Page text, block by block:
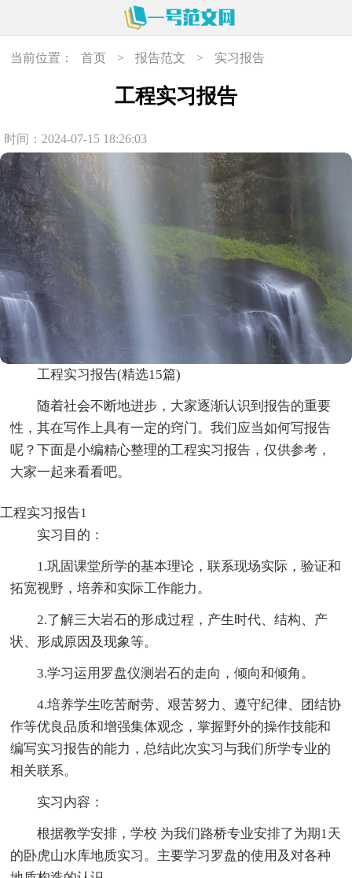
当前位置： 首页 > 报告范文 > 实习报告
工程实习报告
时间：2024-07-15 18:26:03
工程实习报告(精选15篇)
随着社会不断地进步，大家逐渐认识到报告的重要
性，其在写作上具有一定的窍门。我们应当如何写报告
呢？下面是小编精心整理的工程实习报告，仅供参考，
大家一起来看看吧。
工程实习报告1
实习目的：
1.巩固课堂所学的基本理论，联系现场实际，验证和
拓宽视野，培养和实际工作能力。
2.了解三大岩石的形成过程，产生时代、结构、产
状、形成原因及现象等。
3.学习运用罗盘仪测岩石的走向，倾向和倾角。
4.培养学生吃苦耐劳、艰苦努力、遵守纪律、团结协
作等优良品质和增强集体观念，掌握野外的操作技能和
编写实习报告的能力，总结此次实习与我们所学专业的
相关联系。
实习内容：
根据教学安排，学校 为我们路桥专业安排了为期1天
的卧虎山水库地质实习。主要学习罗盘的使用及对各种